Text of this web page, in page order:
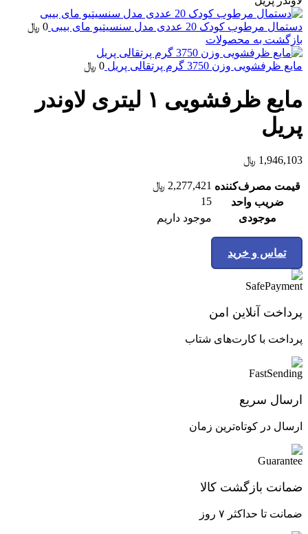
دستمال مرطوب کودک 20 عددی مدل سنسیتیو مای بیبی 0 ﷼
بازگشت به محصولات
مايع ظرفشويی وزن 3750 گرم پرتقالی پريل 0 ﷼
مایع ظرفشویی ۱ لیتری لاوندر
پریل
1,946,103 ﷼
قیمت مصرف‌کننده 2,277,421 ﷼
ضریب واحد
15
موجودی
موجود داریم
تماس و خرید
پرداخت آنلاین امن
پرداخت با کارت‌های شتاب
ارسال سریع
ارسال در کوتاه‌ترین زمان
ضمانت بازگشت کالا
ضمانت تا حداکثر ۷ روز